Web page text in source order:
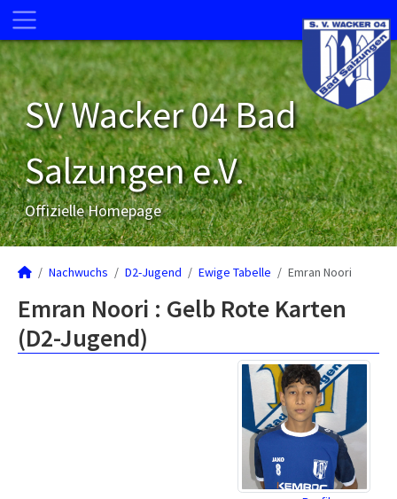
SV Wacker 04 Bad
Salzungen e.V.
Offizielle Homepage
Nachwuchs D2-Jugend Ewige Tabelle Emran Noori
Emran Noori : Gelb Rote Karten
(D2-Jugend)